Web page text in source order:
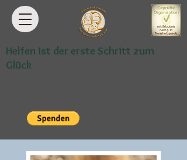
Helfen ist der erste Schritt zum
Glück